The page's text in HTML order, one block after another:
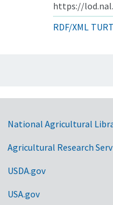
https://
RDF/XML
National Agricultural
Agricultural Research
USDA.gov
USA.gov